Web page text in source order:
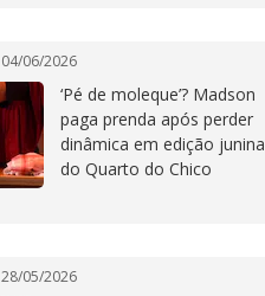
04/06/2026
‘Pé de moleque’? Madson
paga prenda após perder
dinâmica em edição junina
do Quarto do Chico
28/05/2026